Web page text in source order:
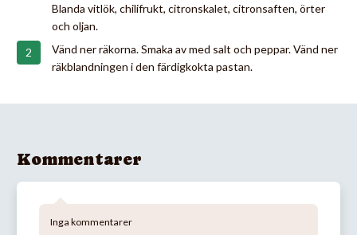
Blanda vitlök, chilifrukt, citronskalet, citronsaften, örter
och oljan.
Vänd ner räkorna. Smaka av med salt och peppar. Vänd ner
räkblandningen i den färdigkokta pastan.
Kommentarer
Inga kommentarer